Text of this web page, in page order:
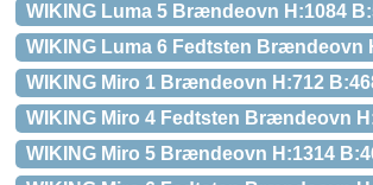
WIKING Luma 5 Brændeovn H:1084
WIKING Luma 6 Fedtsten Brændeovn
WIKING Miro 1 Brændeovn H:712
WIKING Miro 4 Fedtsten Brændeovn
WIKING Miro 5 Brændeovn H:1314